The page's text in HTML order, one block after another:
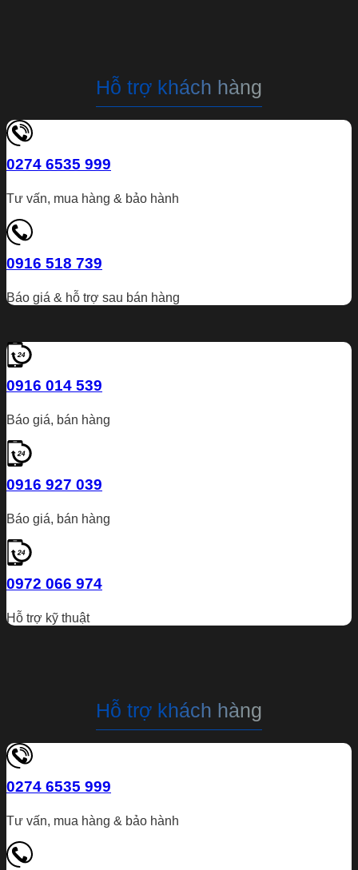
Hỗ trợ khách hàng
0274 6535 999
Tư vấn, mua hàng & bảo hành
0916 518 739
Báo giá & hỗ trợ sau bán hàng
0916 014 539
Báo giá, bán hàng
0916 927 039
Báo giá, bán hàng
0972 066 974
Hỗ trợ kỹ thuật
Hỗ trợ khách hàng
0274 6535 999
Tư vấn, mua hàng & bảo hành